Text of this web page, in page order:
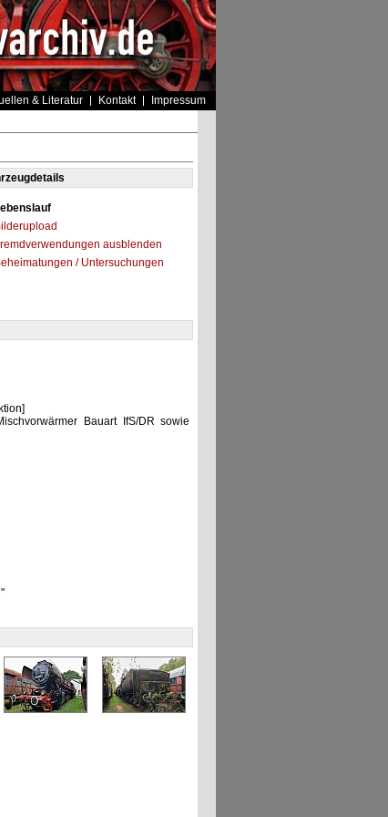
& Literatur Kontakt Impressum
ausblenden
/ Untersuchungen
Bauart IfS/DR sowie